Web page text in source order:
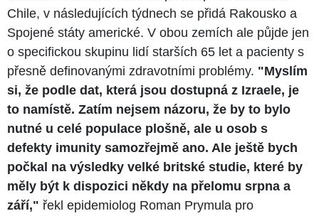
Chile, v následujících týdnech se přidá Rakousko a
Spojené státy americké. V obou zemích ale půjde jen
o specifickou skupinu lidí starších 65 let a pacienty s
přesně definovanými zdravotními problémy. "Myslím
si, že podle dat, která jsou dostupná z Izraele, je
to namístě. Zatím nejsem názoru, že by to bylo
nutné u celé populace plošně, ale u osob s
defekty imunity samozřejmě ano. Ale ještě bych
počkal na výsledky velké britské studie, které by
měly být k dispozici někdy na přelomu srpna a
září," řekl epidemiolog Roman Prymula pro